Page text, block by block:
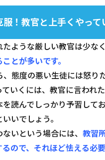
服！教官と上手くやって
ような厳しい教官は少なく
とが多いです。
態度の悪い生徒には怒り
いくには、教官に言われ
読んでしっかり予習して
いでしょう。
いという場合には、 教習
ので、それほど怯える必要